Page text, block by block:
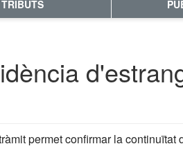
permet confirmar la